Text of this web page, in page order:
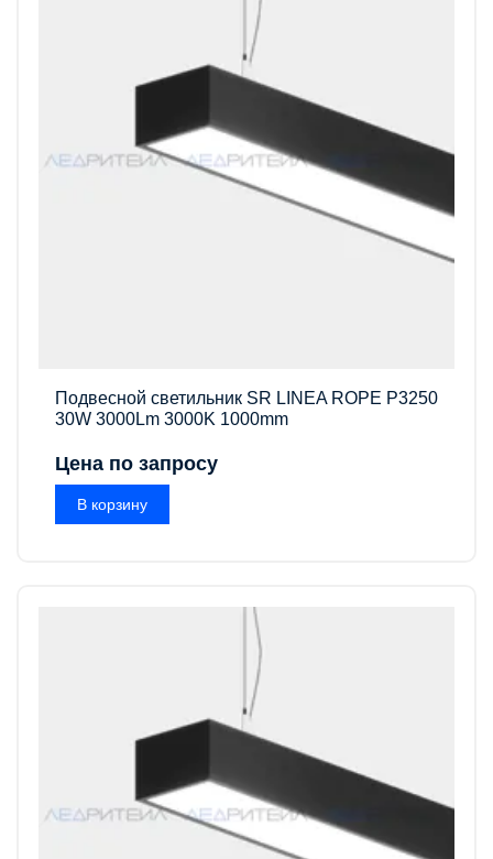
Подвесной светильник SR LINEA ROPE P3250
30W 3000Lm 3000K 1000mm
Цена по запросу
В корзину